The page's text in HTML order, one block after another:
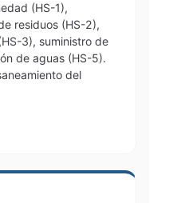
(HS-1),
residuos (HS-2),
3), suministro de
de aguas (HS-5).
del